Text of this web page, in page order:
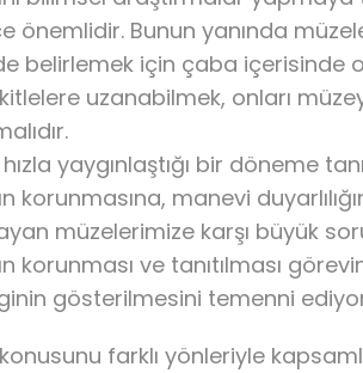
önemlidir. Bunun yanında
belirlemek için çaba içerisinde
uzanabilmek, onları
yaygınlaştığı bir döneme
korunmasına, manevi
müzelerimize karşı büyük
korunması ve tanıtılması
gösterilmesini temenni
farklı yönleriyle